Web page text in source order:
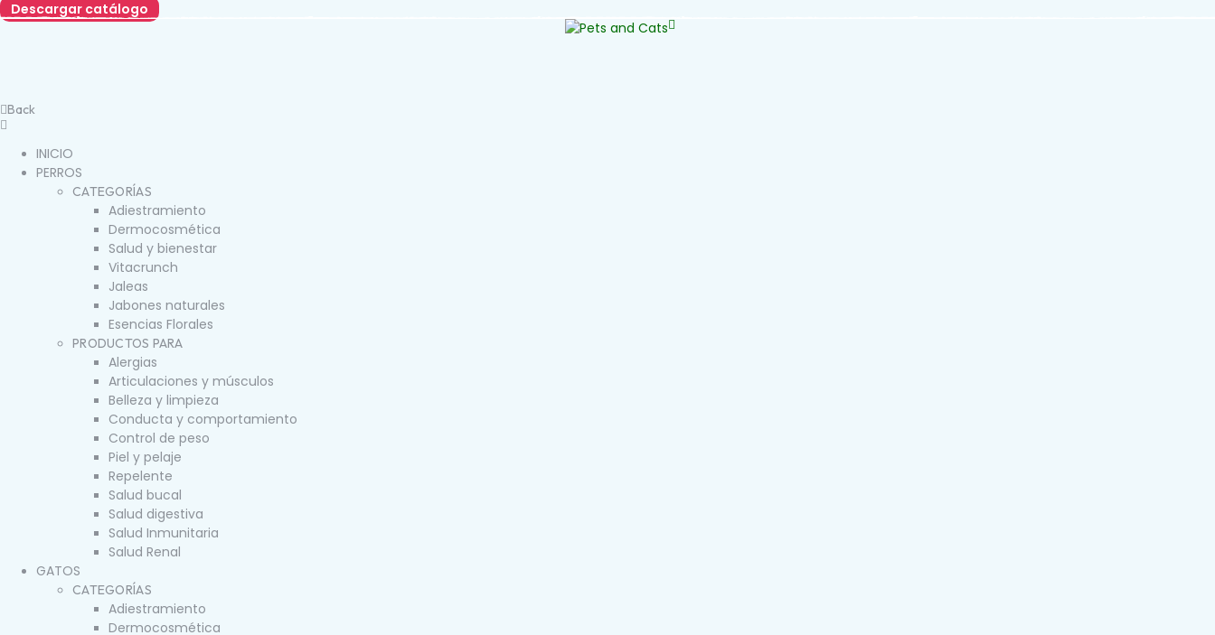
Descargar catálogo
Back
INICIO
PERROS
CATEGORÍAS
Adiestramiento
Dermocosmética
Salud y bienestar
Vitacrunch
Jaleas
Jabones naturales
Esencias Florales
PRODUCTOS PARA
Alergias
Articulaciones y músculos
Belleza y limpieza
Conducta y comportamiento
Control de peso
Piel y pelaje
Repelente
Salud bucal
Salud digestiva
Salud Inmunitaria
Salud Renal
GATOS
CATEGORÍAS
Adiestramiento
Dermocosmética